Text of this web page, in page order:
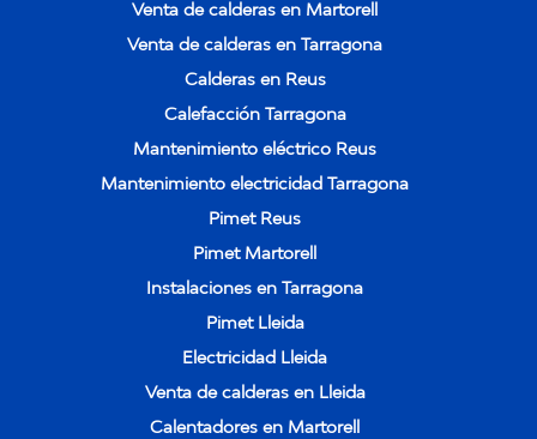
Venta de calderas en Martorell
Venta de calderas en Tarragona
Calderas en Reus
Calefacción Tarragona
Mantenimiento eléctrico Reus
Mantenimiento electricidad Tarragona
Pimet Reus
Pimet Martorell
Instalaciones en Tarragona
Pimet Lleida
Electricidad Lleida
Venta de calderas en Lleida
Calentadores en Martorell